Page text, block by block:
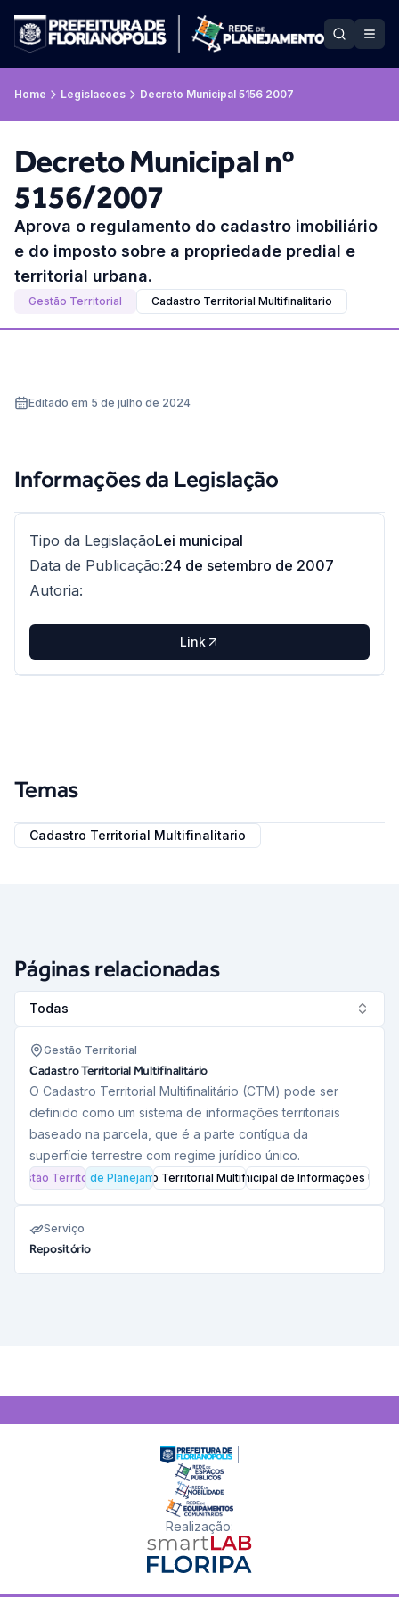
Home Legislacoes Decreto Municipal 5156 2007
Decreto Municipal nº
5156/2007
Aprova o regulamento do cadastro imobiliário
e do imposto sobre a propriedade predial e
territorial urbana.
Gestão Territorial Cadastro Territorial Multifinalitario
Editado em 5 de julho de 2024
Informações da Legislação
Tipo da LegislaçãoLei municipal
Data de Publicação:24 de setembro de 2007
Autoria:
Link
Temas
Cadastro Territorial Multifinalitario
Páginas relacionadas
Gestão Territorial
Cadastro Territorial Multifinalitário
O Cadastro Territorial Multifinalitário (CTM) pode ser
definido como um sistema de informações territoriais
baseado na parcela, que é a parte contígua da
superfície terrestre com regime jurídico único.
Gestão TerritorialRede de Planejamento
Cadastro Territorial Multifinalitario
Sistema Municipal de Informações
Serviço
Repositório
Todas
Realização: